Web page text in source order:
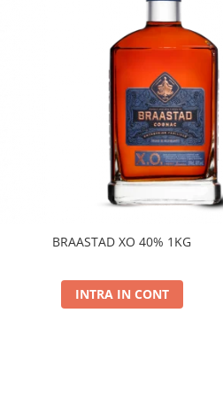
BRAASTAD XO 40% 1KG
INTRA IN CONT